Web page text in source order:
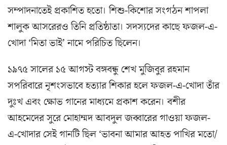
সম্পাদনাতেই প্রকাশিত হতো। শিশু-কিশোর সংগঠন শাপলা
শালুক আসরেরও তিনি প্রতিষ্ঠাতা। সদস্যদের কাছে ফজল-এ-
খোদা ‘মিতা ভাই’ নামে পরিচিত ছিলেন।
১৯৭৫ সালের ১৫ আগস্ট বঙ্গবন্ধু শেখ মুজিবুর রহমান
সপরিবারে নৃশংসভাবে হত্যার শিকার হলে ফজল-এ-খোদা তাঁর
দুঃখ এবং ক্ষোভ গানের মাধ্যমে প্রকাশ করেন। বশীর
আহমেদের সুরে মোহাম্মদ আবদুল জব্বারের গাওয়া ফজল-
এ-খোদার সেই গানটি ছিল ‘ভাবনা আমার আহত পাখির মতো/